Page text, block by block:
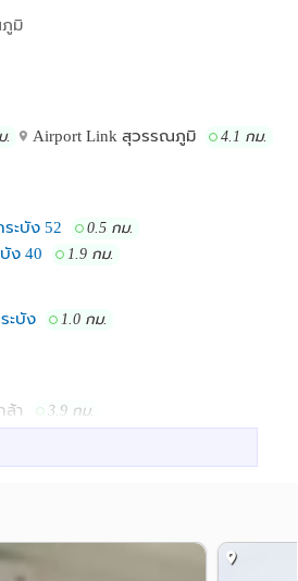
ภูมิ
. Airport Link สุวรรณภูมิ 4.1 กม.
ะบัง 52 0.5 กม.
ง 40 1.9 กม.
ะบัง 1.0 กม.
ล้า 3.9 กม.
ะเข้ 1.6 กม.